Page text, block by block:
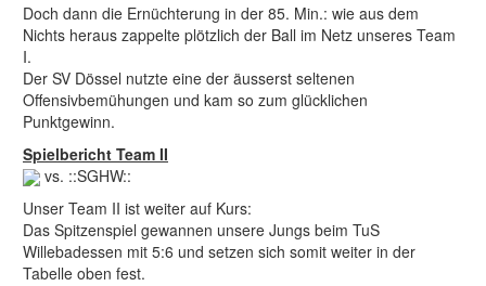
Doch dann die Ernüchterung in der 85. Min.: wie aus dem
Nichts heraus zappelte plötzlich der Ball im Netz unseres Team
I.
Der SV Dössel nutzte eine der äusserst seltenen
Offensivbemühungen und kam so zum glücklichen
Punktgewinn.
Spielbericht Team II
vs. ::SGHW::
Unser Team II ist weiter auf Kurs:
Das Spitzenspiel gewannen unsere Jungs beim TuS
Willebadessen mit 5:6 und setzen sich somit weiter in der
Tabelle oben fest.